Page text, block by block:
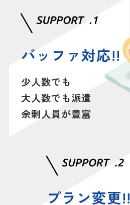
バッファ対応!!
少人数でも
大人数でも派遣
余剰人員が豊富
プラン変更!!